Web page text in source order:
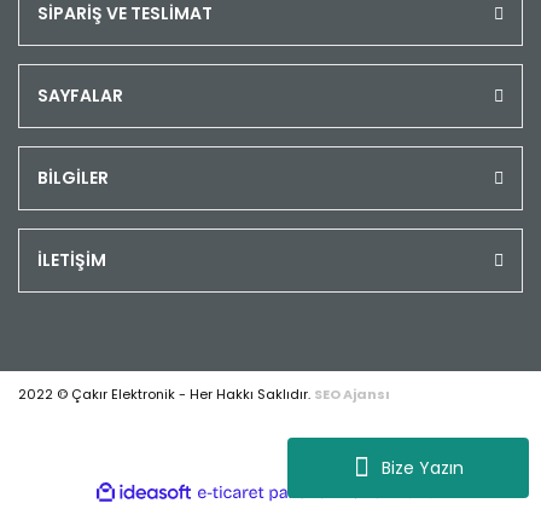
Bize Yazın
SİPARİŞ VE TESLİMAT
SAYFALAR
BİLGİLER
İLETİŞİM
2022 © Çakır Elektronik - Her Hakkı Saklıdır. SEO Ajansı
ideasoft